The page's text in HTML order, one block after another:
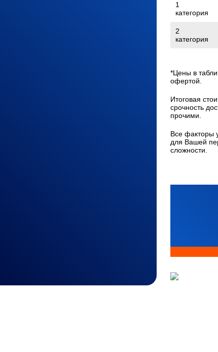
1
категория
2
категория
*Цены в
офертой.
Итоговая
срочность
прочими.
Все факторы
для Вашей
сложности.